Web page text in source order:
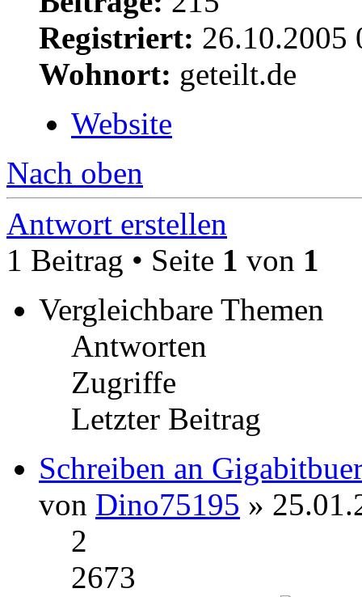
Registriert: 26.10.2005
Wohnort: geteilt.de
Website
Nach oben
Antwort erstellen
1 Beitrag • Seite 1 von 1
Vergleichbare Themen
Antworten
Zugriffe
Letzter Beitrag
Schreiben an
von Dino75195 »
2
2673